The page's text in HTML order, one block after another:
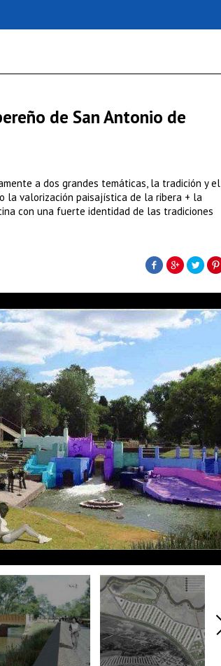
de San Antonio de
a dos grandes temáticas, la tradición y el
la valorización paisajística de la ribera + la
con una fuerte identidad de las tradiciones